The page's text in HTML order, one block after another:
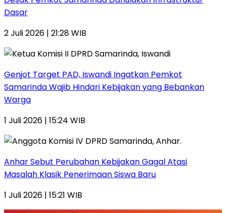
Dasar
2 Juli 2026 | 21:28 WIB
Genjot Target PAD, Iswandi Ingatkan Pemkot
Samarinda Wajib Hindari Kebijakan yang Bebankan
Warga
1 Juli 2026 | 15:24 WIB
Anhar Sebut Perubahan Kebijakan Gagal Atasi
Masalah Klasik Penerimaan Siswa Baru
1 Juli 2026 | 15:21 WIB